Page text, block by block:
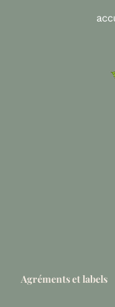
Agréments et labels